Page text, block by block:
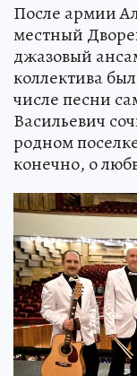
После армии
местный
джазовый
коллектива
числе песни
Васильевич
родном
конечно, о